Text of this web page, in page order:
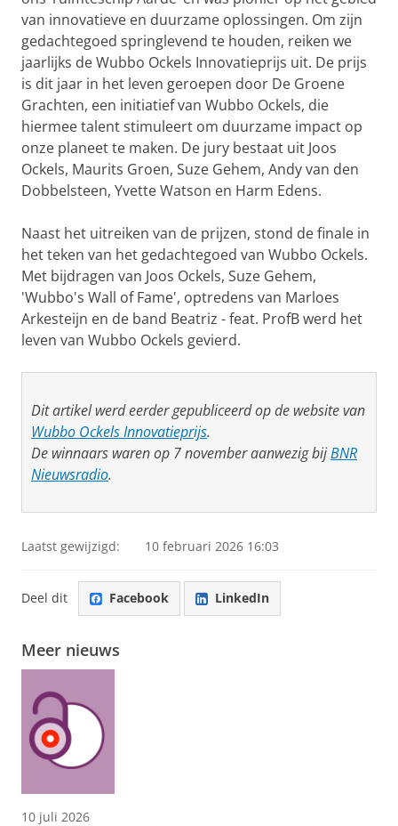
van innovatieve en duurzame oplossingen. Om zijn
gedachtegoed springlevend te houden, reiken we
jaarlijks de Wubbo Ockels Innovatieprijs uit. De prijs
is dit jaar in het leven geroepen door De Groene
Grachten, een initiatief van Wubbo Ockels, die
hiermee talent stimuleert om duurzame impact op
onze planeet te maken. De jury bestaat uit Joos
Ockels, Maurits Groen, Suze Gehem, Andy van den
Dobbelsteen, Yvette Watson en Harm Edens.
Naast het uitreiken van de prijzen, stond de finale in
het teken van het gedachtegoed van Wubbo Ockels.
Met bijdragen van Joos Ockels, Suze Gehem,
'Wubbo's Wall of Fame', optredens van Marloes
Arkesteijn en de band Beatriz - feat. ProfB werd het
leven van Wubbo Ockels gevierd.
Dit artikel werd eerder gepubliceerd op de website van
Wubbo Ockels Innovatieprijs.
De winnaars waren op 7 november aanwezig bijBNR
Nieuwsradio.
Laatst gewijzigd: 10 februari 2026 16:03
Deel dit Facebook LinkedIn
Meer nieuws
10 juli 2026